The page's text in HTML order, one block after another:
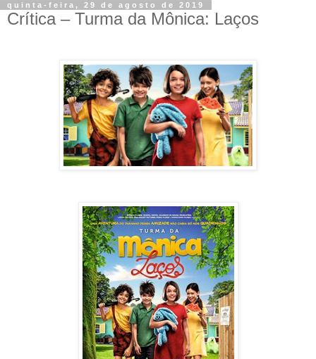
quinta-feira, 29 de agosto de 2019
Crítica – Turma da Mônica: Laços